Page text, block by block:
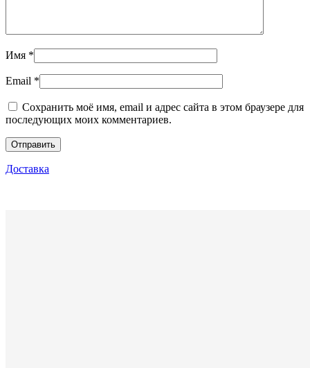
Имя *
Email *
Сохранить моё имя, email и адрес сайта в этом браузере для
последующих моих комментариев.
Доставка